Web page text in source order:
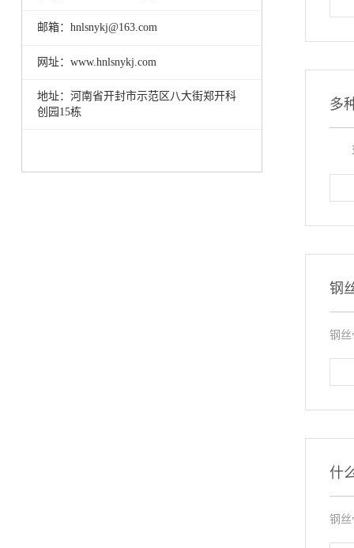
邮箱：hnlsnykj@163.com
网址：www.hnlsnykj.com
地址：河南省开封市示范区八大街郑开科
创园15栋
多
现
钢
钢丝
什
钢丝